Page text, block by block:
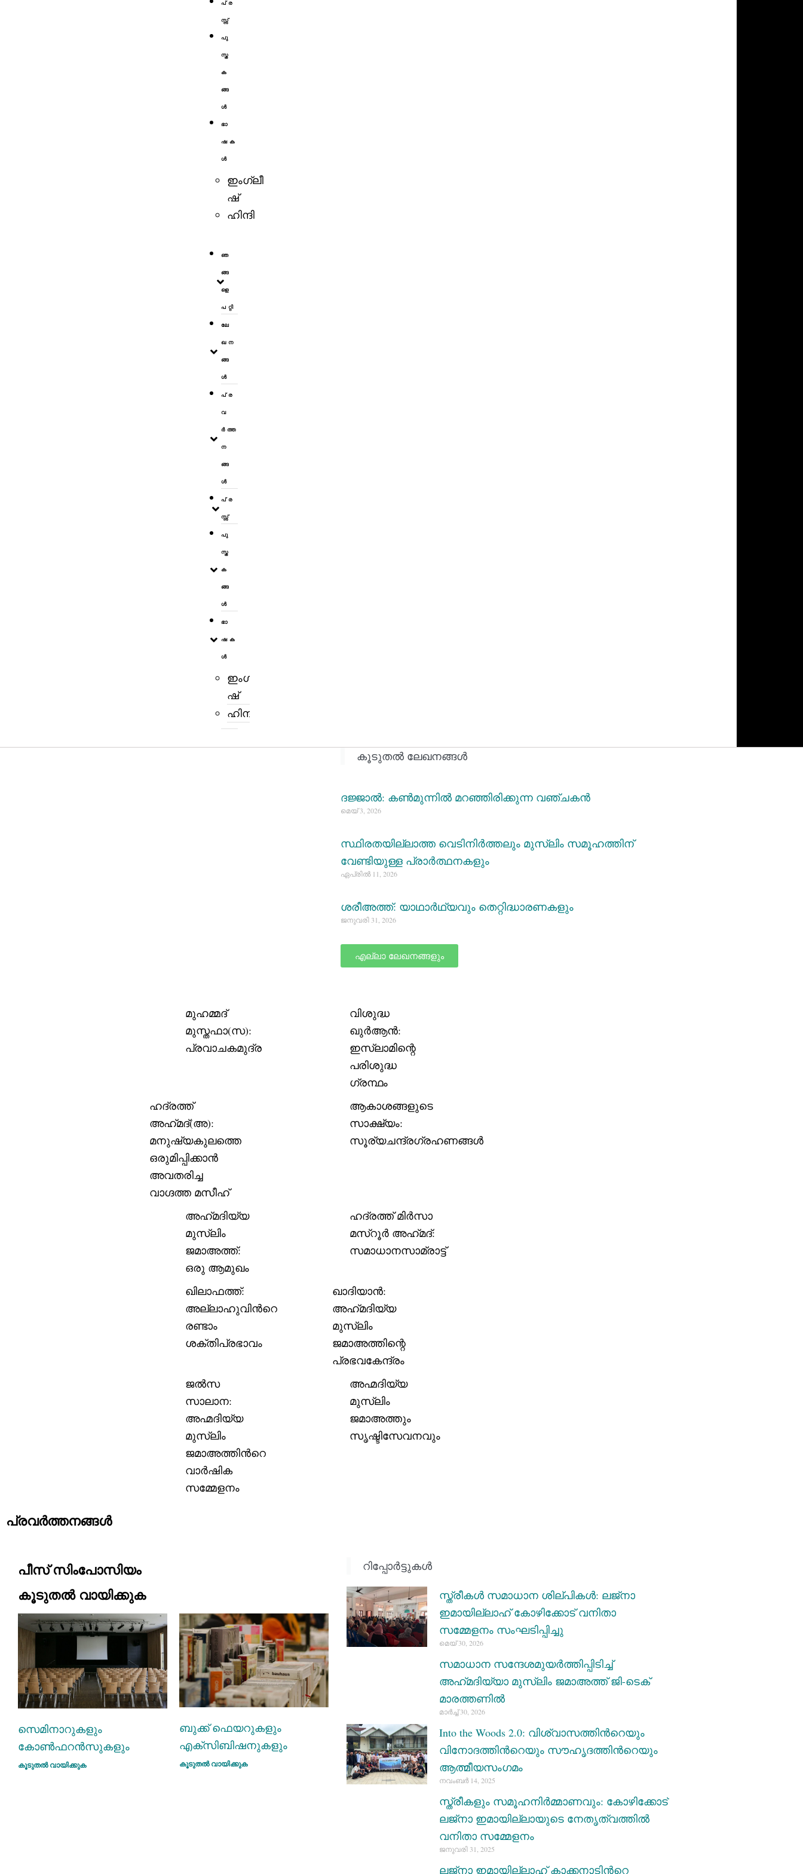
പ്ര
സ്സ്
പു
സ്ത
ക
ങ്ങ
ള്‍
ഭാ
ഷക
ൾ
ഇംഗ്ലീ
ഷ്
ഹിന്ദി
ഞ
ങ്ങ
ളെ
പറ്റി
ലേ
ഖന
ങ്ങ
ള്‍
പ്ര
വ
ര്‍ത്ത
ന
ങ്ങ
ള്‍
പ്ര
സ്സ്
പു
സ്ത
ക
ങ്ങ
ള്‍
ഭാ
ഷക
ൾ
ഇംഗ്ലീ
ഷ്
ഹിന്ദി
മുഹമ്മദ്‌
മുസ്തഫാ(സ):
പ്രവാചകമുദ്ര
വിശുദ്ധ
ഖുര്‍ആന്‍:
ഇസ്‌ലാമിന്റെ
പരിശുദ്ധ
ഗ്രന്ഥം
ഹദ്രത്ത്
അഹ്‌മദ്(അ):
മനുഷ്യകുലത്തെ
ഒരുമിപ്പിക്കാന്‍
അവതരിച്ച
വാഗ്ദത്ത മസീഹ്
ആകാശങ്ങളുടെ
സാക്ഷ്യം:
സൂര്യചന്ദ്രഗ്രഹണങ്ങള്‍
അഹ്‌മദിയ്യ
മുസ്‌ലിം
ജമാഅത്ത്:
ഒരു ആമുഖം
ഹദ്രത്ത് മിര്‍സാ
മസ്റൂര്‍ അഹ്‌മദ്:
സമാധാനസാമ്രാട്ട്
ഖിലാഫത്ത്:
അല്ലാഹുവിന്‍റെ
രണ്ടാം
ശക്തിപ്രഭാവം
ഖാദിയാൻ:
അഹ്‌മദിയ്യ
മുസ്‌ലിം
ജമാഅത്തിന്റെ
പ്രഭവകേന്ദ്രം
ജല്‍സ
സാലാന:
അഹ്മദിയ്യ
മുസ്‌ലിം
ജമാഅത്തിന്‍റെ
വാര്‍ഷിക
സമ്മേളനം
അഹ്മദിയ്യ
മുസ്‌ലിം
ജമാഅത്തും
സൃഷ്ടിസേവനവും
കൂടുതല്‍ ലേഖനങ്ങള്‍
ദജ്ജാല്‍: കൺമുന്നിൽ മറഞ്ഞിരിക്കുന്ന വഞ്ചകന്‍
മെയ്‌ 3, 2026
സ്ഥിരതയില്ലാത്ത വെടിനിർത്തലും മുസ്‌ലിം സമൂഹത്തിന്
വേണ്ടിയുള്ള പ്രാർത്ഥനകളും
ഏപ്രിൽ 11, 2026
ശരീഅത്ത്: യാഥാര്‍ഥ്യവും തെറ്റിദ്ധാരണകളും
ജനുവരി 31, 2026
എല്ലാ ലേഖനങ്ങളും
പ്രവര്‍ത്തനങ്ങള്‍
പീസ്‌ സിംപോസിയം
കൂടുതല്‍ വായിക്കുക
സെമിനാറുകളും
കോണ്‍ഫറന്‍സുകളും
കൂടുതല്‍ വായിക്കുക
ബുക്ക്‌ ഫെയറുകളും
എക്സിബിഷനുകളും
കൂടുതല്‍ വായിക്കുക
റിപ്പോര്‍ട്ടുകള്‍
സ്ത്രീകൾ സമാധാന ശില്പികൾ: ലജ്നാ
ഇമായില്ലാഹ് കോഴിക്കോട് വനിതാ
സമ്മേളനം സംഘടിപ്പിച്ചു
മെയ്‌ 30, 2026
സമാധാന സന്ദേശമുയർത്തിപ്പിടിച്ച്
അഹ്‌മദിയ്യാ മുസ്‌ലിം ജമാഅത്ത് ജി-ടെക്
മാരത്തണിൽ
മാർച്ച്‌ 30, 2026
Into the Woods 2.0: വിശ്വാസത്തിന്‍റെയും
വിനോദത്തിന്‍റെയും സൗഹൃദത്തിന്‍റെയും
ആത്മീയസംഗമം
നവംബർ 14, 2025
സ്ത്രീകളും സമൂഹനിർമ്മാണവും: കോഴിക്കോട്
ലജ്നാ ഇമായില്ലായുടെ നേതൃത്വത്തിൽ
വനിതാ സമ്മേളനം
ജനുവരി 31, 2025
ലജ്നാ ഇമായില്ലാഹ് കാക്കനാടിന്‍റെ